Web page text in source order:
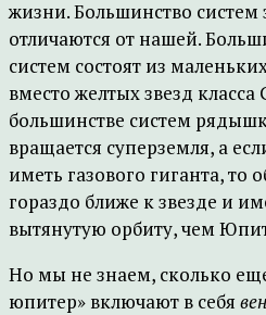
жизни. Большинство систем
отличаются от нашей.
систем состоят из
вместо желтых звезд класса
большинстве систем
вращается суперземля, а
иметь газового гиганта, то
гораздо ближе к звезде и
вытянутую орбиту, чем
Но мы не знаем, сколько
юпитер» включают в себя